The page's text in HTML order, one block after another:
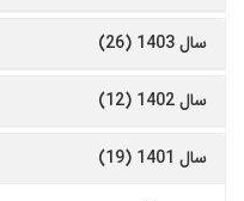
سال 1403 (26)
سال 1402 (12)
سال 1401 (19)